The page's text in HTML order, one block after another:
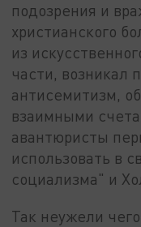
подозрения и
христианского
из
части, возникал
антисемитизм,
взаимными
авантюристы
использовать в
социализма" и
Так неужели